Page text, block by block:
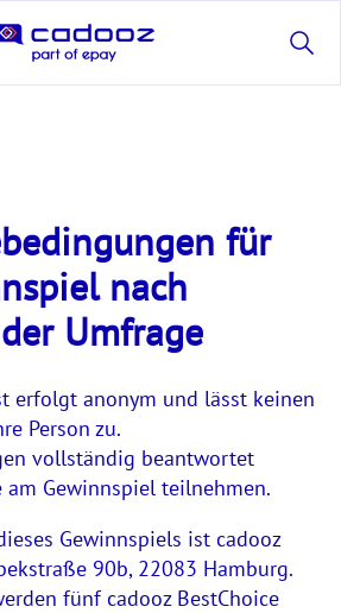
für
nach
Umfrage
erfolgt anonym und lässt keinen
Person zu.
vollständig beantwortet
am Gewinnspiel teilnehmen.
Gewinnspiels ist cadooz
90b, 22083 Hamburg.
fünf cadooz BestChoice